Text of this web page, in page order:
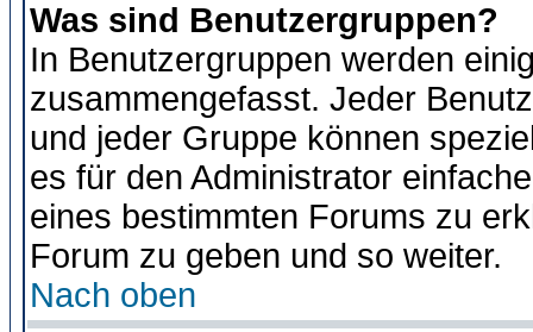
Was sind Benutzergruppen?
In Benutzergruppen werden
zusammengefasst. Jeder
und jeder Gruppe können
es für den Administrator
eines bestimmten Forums zu
Forum zu geben und so weiter.
Nach oben